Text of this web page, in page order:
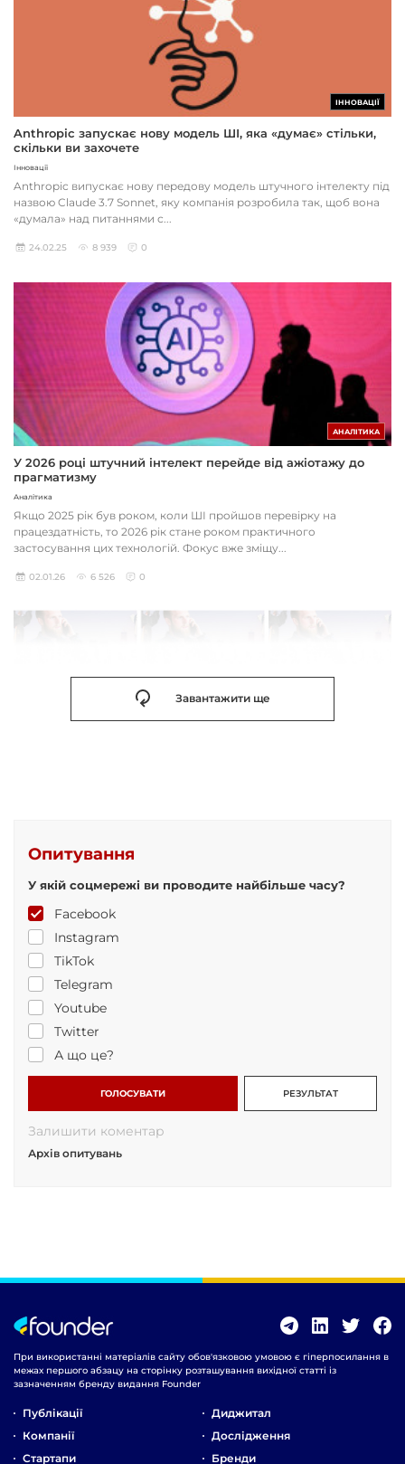
ІННОВАЦІЇ
Anthropic запускає нову модель ШІ, яка «думає» стільки,
скільки ви захочете
Інновації
Anthropic випускає нову передову модель штучного інтелекту під
назвою Claude 3.7 Sonnet, яку компанія розробила так, щоб вона
«думала» над питаннями с...
24.02.25 8 939 0
АНАЛІТИКА
У 2026 році штучний інтелект перейде від ажіотажу до
прагматизму
Аналітика
Якщо 2025 рік був роком, коли ШІ пройшов перевірку на
працездатність, то 2026 рік стане роком практичного
застосування цих технологій. Фокус вже зміщу...
02.01.26 6 526 0
Завантажити ще
Опитування
У якій соцмережі ви проводите найбільше часу?
Facebook
Instagram
TikTok
Telegram
Youtube
Twitter
А що це?
ГОЛОСУВАТИ РЕЗУЛЬТАТ
Залишити коментар
Архів опитувань
При використанні матеріалів сайту обов'язковою умовою є гіперпосилання в
межах першого абзацу на сторінку розташування вихідної статті із
зазначенням бренду видання Founder
Публікації
Компанії
Стартапи
Диджитал
Дослідження
Бренди